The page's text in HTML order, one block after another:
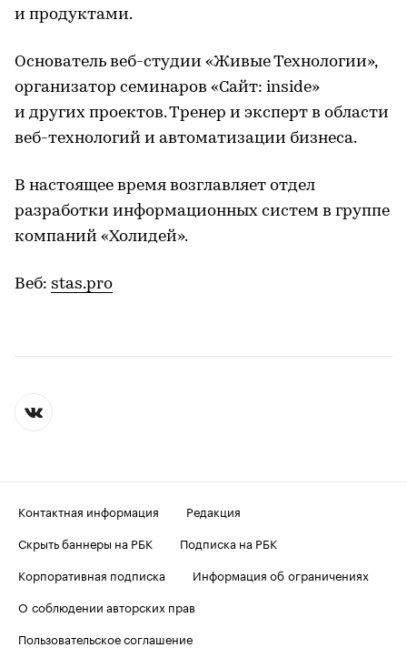
и продуктами.
Основатель веб-студии «Живые Технологии»,
организатор семинаров «Сайт: inside»
и других проектов. Тренер и эксперт в области
веб-технологий и автоматизации бизнеса.
В настоящее время возглавляет отдел
разработки информационных систем в группе
компаний «Холидей».
Веб: stas.pro
Контактная информация
Редакция
Скрыть баннеры на РБК
Подписка на РБК
Корпоративная подписка
Информация об ограничениях
О соблюдении авторских прав
Пользовательское соглашение